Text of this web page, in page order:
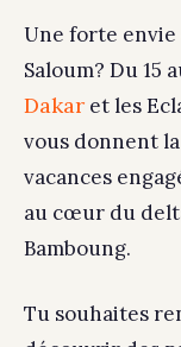
Une forte
Saloum? Du 15
Dakar et les
vous donnent
vacances
au cœur du
Bamboung.
Tu souhaites